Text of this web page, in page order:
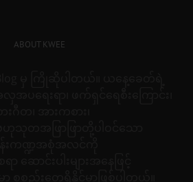
ABOUT KWEE